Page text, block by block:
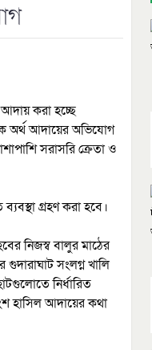
করা হচ্ছে
অর্থ আদায়ের অভিযোগ
সরাসরি ক্রেতা ও
গ্রহণ করা হবে।
নিজস্ব বালুর মাঠের
সংলগ্ন খালি
নির্ধারিত
হাসিল আদায়ের কথা